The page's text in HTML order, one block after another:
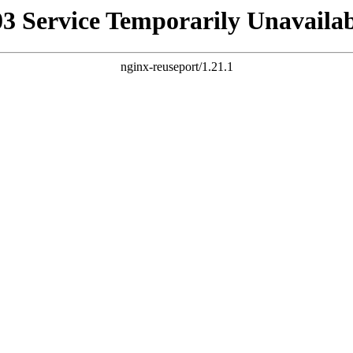
Service Temporarily
nginx-reuseport/1.21.1